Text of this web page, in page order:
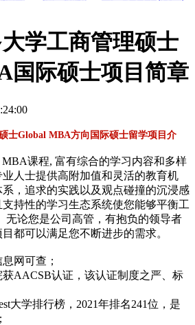
学工商管理硕士
国际硕士项目简章
士Global MBA方向国际硕士留学项目介
MBA课程, 富有综合的学习内容和多样
人士提供高附加值和灵活的教育机
，追求的实践以及观点碰撞的沉浸感
持性的学习生态系统使您能够平衡工
无论您是公司高管，有抱负的领导者
都可以满足您不断进步的需求。
网可查；
AACSB认证，该认证制度之严、标
大学排行榜，2021年排名241位，是